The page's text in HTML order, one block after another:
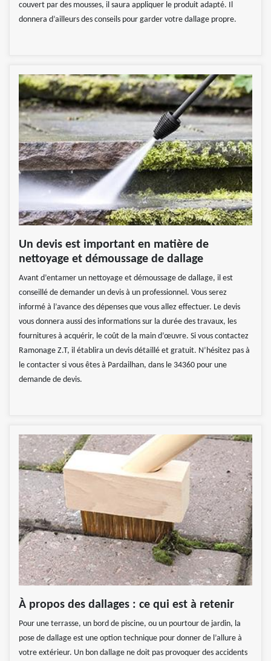
couvert par des mousses, il saura appliquer le produit adapté. Il
donnera d’ailleurs des conseils pour garder votre dallage propre.
Un devis est important en matière de
nettoyage et démoussage de dallage
Avant d’entamer un nettoyage et démoussage de dallage, il est
conseillé de demander un devis à un professionnel. Vous serez
informé à l’avance des dépenses que vous allez effectuer. Le devis
vous donnera aussi des informations sur la durée des travaux, les
fournitures à acquérir, le coût de la main d’œuvre. Si vous contactez
Ramonage Z.T, il établira un devis détaillé et gratuit. N’hésitez pas à
le contacter si vous êtes à Pardailhan, dans le 34360 pour une
demande de devis.
À propos des dallages : ce qui est à retenir
Pour une terrasse, un bord de piscine, ou un pourtour de jardin, la
pose de dallage est une option technique pour donner de l’allure à
votre extérieur. Un bon dallage ne doit pas provoquer des accidents